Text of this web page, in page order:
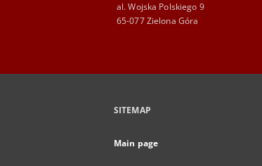
al. Wojska Polskiego 9
65-077 Zielona Góra
SITEMAP
Main page